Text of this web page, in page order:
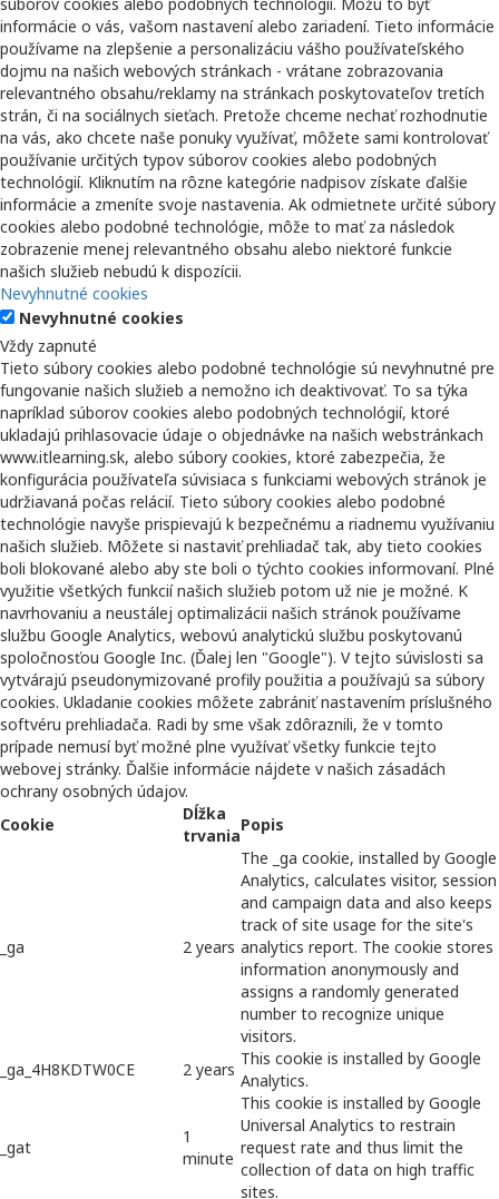
informácie o vás, vašom nastavení alebo zariadení. Tieto informácie
používame na zlepšenie a personalizáciu vášho používateľského
dojmu na našich webových stránkach - vrátane zobrazovania
relevantného obsahu/reklamy na stránkach poskytovateľov tretích
strán, či na sociálnych sieťach. Pretože chceme nechať rozhodnutie
na vás, ako chcete naše ponuky využívať, môžete sami kontrolovať
používanie určitých typov súborov cookies alebo podobných
technológií. Kliknutím na rôzne kategórie nadpisov získate ďalšie
informácie a zmeníte svoje nastavenia. Ak odmietnete určité súbory
cookies alebo podobné technológie, môže to mať za následok
zobrazenie menej relevantného obsahu alebo niektoré funkcie
našich služieb nebudú k dispozícii.
Nevyhnutné cookies
Nevyhnutné cookies
Vždy zapnuté
Tieto súbory cookies alebo podobné technológie sú nevyhnutné pre
fungovanie našich služieb a nemožno ich deaktivovať. To sa týka
napríklad súborov cookies alebo podobných technológií, ktoré
ukladajú prihlasovacie údaje o objednávke na našich webstránkach
www.itlearning.sk, alebo súbory cookies, ktoré zabezpečia, že
konfigurácia používateľa súvisiaca s funkciami webových stránok je
udržiavaná počas relácií. Tieto súbory cookies alebo podobné
technológie navyše prispievajú k bezpečnému a riadnemu využívaniu
našich služieb. Môžete si nastaviť prehliadač tak, aby tieto cookies
boli blokované alebo aby ste boli o týchto cookies informovaní. Plné
využitie všetkých funkcií našich služieb potom už nie je možné. K
navrhovaniu a neustálej optimalizácii našich stránok používame
službu Google Analytics, webovú analytickú službu poskytovanú
spoločnosťou Google Inc. (Ďalej len "Google"). V tejto súvislosti sa
vytvárajú pseudonymizované profily použitia a používajú sa súbory
cookies. Ukladanie cookies môžete zabrániť nastavením príslušného
softvéru prehliadača. Radi by sme však zdôraznili, že v tomto
prípade nemusí byť možné plne využívať všetky funkcie tejto
webovej stránky. Ďalšie informácie nájdete v našich zásadách
ochrany osobných údajov.
Cookie
Dĺžka
trvania
Popis
_ga 2 years
The _ga cookie, installed by Google
Analytics, calculates visitor, session
and campaign data and also keeps
track of site usage for the site's
analytics report. The cookie stores
information anonymously and
assigns a randomly generated
number to recognize unique
visitors.
_ga_4H8KDTW0CE
2 years
This cookie is installed by Google
Analytics.
_gat
1
minute
This cookie is installed by Google
Universal Analytics to restrain
request rate and thus limit the
collection of data on high traffic
sites.